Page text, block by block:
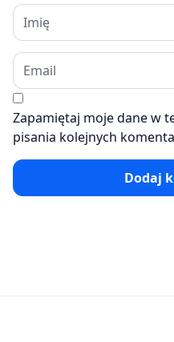
Zapamiętaj moje dane w
pisania kolejnych
Dodaj